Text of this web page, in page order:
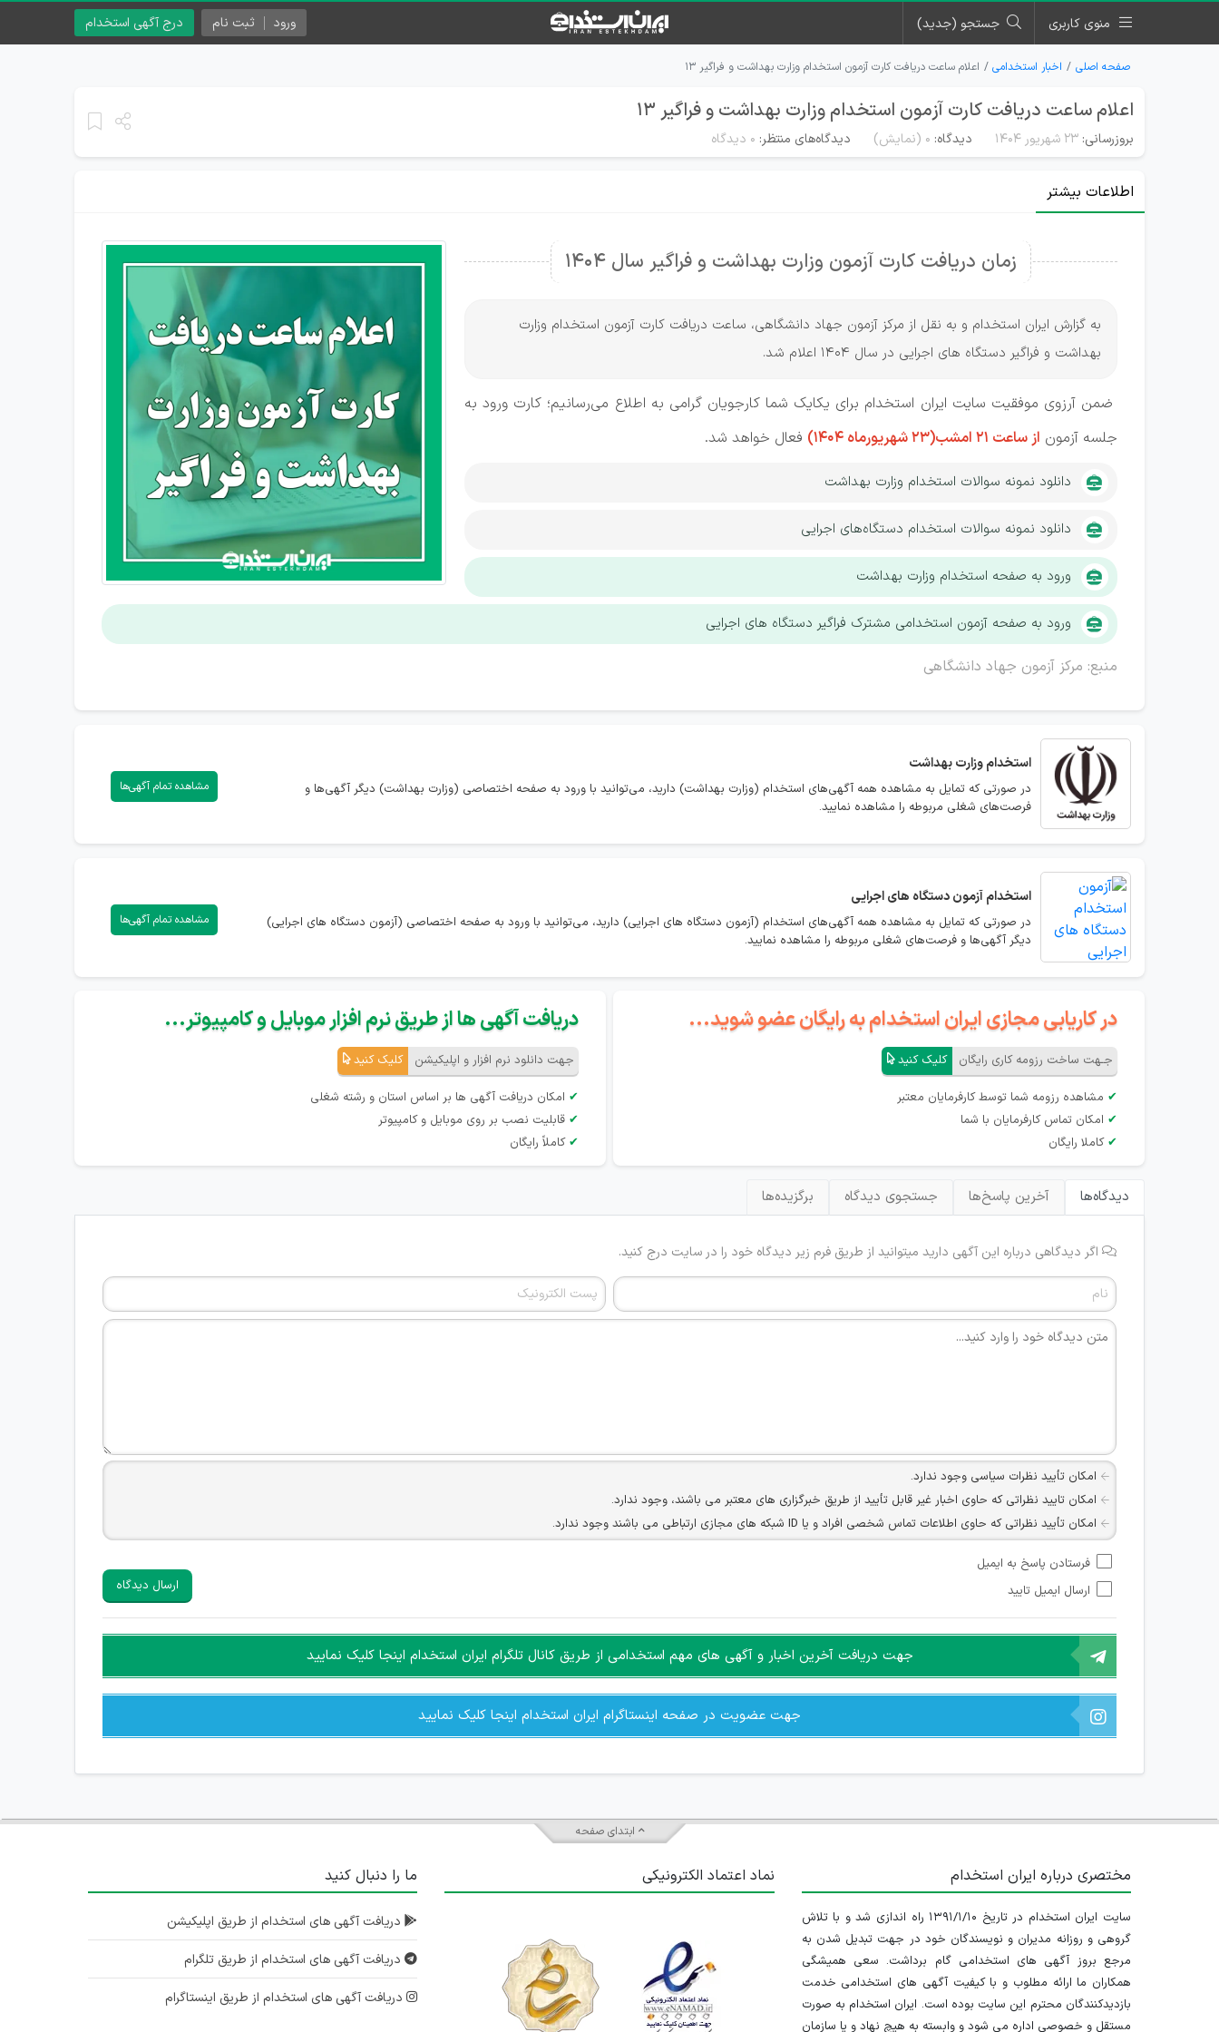
منوی کاربری جستجو (جدید) درج آگهی استخدام ورود ثبت نام
صفحه اصلی اخبار استخدامی اعلام ساعت دریافت کارت آزمون استخدام وزارت بهداشت و فراگیر ۱۳
اعلام ساعت دریافت کارت آزمون استخدام وزارت بهداشت و فراگیر ۱۳
بروزرسانی: ۲۳ شهریور ۱۴۰۴ دیدگاه: 0 (نمایش) دیدگاه‌های منتظر: ۰ دیدگاه
اطلاعات بیشتر
زمان دریافت کارت آزمون وزارت بهداشت و فراگیر سال 1404
به گزارش ایران استخدام و به نقل از مرکز آزمون جهاد دانشگاهی، ساعت دریافت کارت آزمون استخدام وزارت
بهداشت و فراگیر دستگاه های اجرایی در سال 1404 اعلام شد.
ضمن آرزوی موفقیت سایت ایران استخدام برای یکایک شما کارجویان گرامی به اطلاع می‌رسانیم؛ کارت ورود به
جلسه آزمون از ساعت 21 امشب(23 شهریورماه 1404) فعال خواهد شد.
دانلود نمونه سوالات استخدام وزارت بهداشت
دانلود نمونه سوالات استخدام دستگاه‌های اجرایی
ورود به صفحه استخدام وزارت بهداشت
ورود به صفحه آزمون استخدامی مشترک فراگیر دستگاه های اجرایی
منبع: مرکز آزمون جهاد دانشگاهی
استخداموزارت بهداشت
در صورتی که تمایل به مشاهده همه آگهی‌های استخدام (وزارت بهداشت) دارید، می‌توانید با ورود به صفحه اختصاصی (وزارت بهداشت) دیگر آگهی‌ها و
فرصت‌های شغلی مربوطه را مشاهده نمایید.
مشاهده تمام آگهی‌ها
استخدامآزمون دستگاه های اجرایی
در صورتی که تمایل به مشاهده همه آگهی‌های استخدام (آزمون دستگاه های اجرایی) دارید، می‌توانید با ورود به صفحه اختصاصی (آزمون دستگاه های اجرایی)
دیگر آگهی‌ها و فرصت‌های شغلی مربوطه را مشاهده نمایید.
مشاهده تمام آگهی‌ها
در کاریابی مجازی ایران استخدام به رایگان عضو شوید...
جـهت ساخت رزومه کاری رایگان کلیک کنید
✔ مشاهده رزومه شما توسط کارفرمایان معتبر
✔ امکان تماس کارفرمایان با شما
✔ کاملا رایگان
دریافت آگهی ها از طریق نرم افزار موبایل و کامپیوتر...
جهت دانلود نرم افزار و اپلیکیشن کلیک کنید
✔ امکان دریافت آگهی ها بر اساس استان و رشته شغلی
✔ قابلیت نصب بر روی موبایل و کامپیوتر
✔ کاملاً رایگان
دیدگاه‌ها آخرین پاسخ‌ها جستجوی دیدگاه برگزیده‌ها
اگر دیدگاهی درباره این آگهی دارید میتوانید از طریق فرم زیر دیدگاه خود را در سایت درج کنید.
امکان تأیید نظرات سیاسی وجود ندارد.
امکان تایید نظراتی که حاوی اخبار غیر قابل تأیید از طریق خبرگزاری های معتبر می باشند، وجود ندارد.
امکان تأیید نظراتی که حاوی اطلاعات تماس شخصی افراد و یا ID شبکه های مجازی ارتباطی می باشند وجود ندارد.
هرگونه تحریک، تحقیر و کنایه به سایر افراد (مسئول و غیر مسئول) غیر مجاز می باشد.
امکان هماهنگی برای هرگونه ملاقات حضوری چه به صورت دسته جمعی و چه فردی توسط کاربران سایت وجود ندارد.
فرستادن پاسخ به ایمیل
ارسال ایمیل تایید
ارسال دیدگاه
جهت دریافت آخرین اخبار و آگهی های مهم استخدامی از طریق کانال تلگرام ایران استخدام اینجا کلیک نمایید
جهت عضویت در صفحه اینستاگرام ایران استخدام اینجا کلیک نمایید
ابتدای صفحه
مختصری درباره ایران استخدام
سایت ایران استخدام در تاریخ ۱۳۹۱/۱/۱۰ راه اندازی شد و با تلاش
گروهی و روزانه مدیران و نویسندگان خود در جهت تبدیل شدن به
مرجع بروز آگهی های استخدامی گام برداشت. سعی همیشگی
همکاران ما ارائه مطلوب و با کیفیت آگهی های استخدامی خدمت
بازدیدکنندگان محترم این سایت بوده است. ایران استخدام به صورت
مستقل و خصوصی اداره می شود و وابسته به هیچ نهاد و یا سازمان
نماد اعتماد الکترونیکی ما را دنبال کنید
دریافت آگهی های استخدام از طریق اپلیکیشن
دریافت آگهی های استخدام از طریق تلگرام
دریافت آگهی های استخدام از طریق اینستاگرام